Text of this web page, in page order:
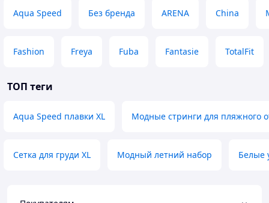
Aqua Speed Без бренда ARENA China
Fashion Freya Fuba Fantasie TotalFit
ТОП теги
Aqua Speed плавки XL Модные стринги для пляжного
Сетка для груди XL Модный летний набор Белые